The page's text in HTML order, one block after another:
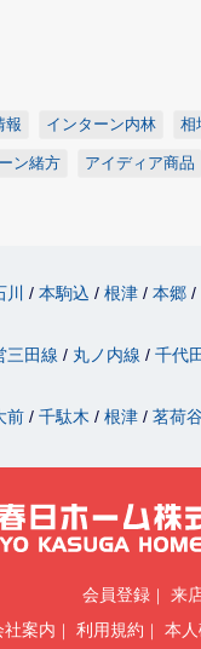
報 インターン内林 相
ン緒方 アイディア商品
川 本駒込 根津 本郷
三田線 丸ノ内線 千代
前 千駄木 根津 茗荷
会員登録 来
社案内
利用規約 本